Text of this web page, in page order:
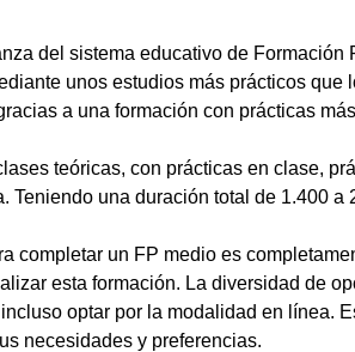
del sistema educativo de
unos estudios más prácticos
a una formación con prácticas
teóricas, con prácticas en clase,
una duración total de 1.400 a
completar un FP medio es
esta formación. La diversidad de
optar por la modalidad en línea.
necesidades y preferencias.